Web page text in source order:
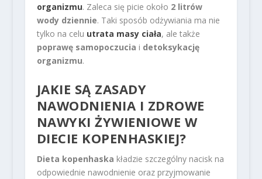
organizmu. Zaleca się picie około 2 litrów
wody dziennie. Taki sposób odżywiania ma nie
tylko na celu utrata masy ciała, ale także
poprawę samopoczucia i detoksykację
organizmu.
JAKIE SĄ ZASADY
NAWODNIENIA I ZDROWE
NAWYKI ŻYWIENIOWE W
DIECIE KOPENHASKIEJ?
Dieta kopenhaska kładzie szczególny nacisk na
odpowiednie nawodnienie oraz przyjmowanie